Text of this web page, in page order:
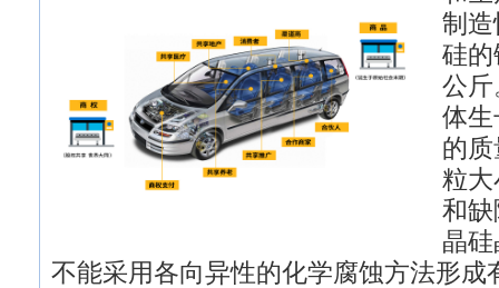
制
硅的
公
体
的
粒
和
晶
不能采用各向异性的化学腐蚀方法形成